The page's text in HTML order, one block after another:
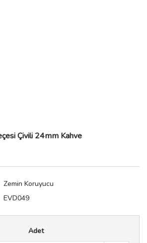
Çivili 24mm Kahve
Zemin Koruyucu
EVD049
Adet